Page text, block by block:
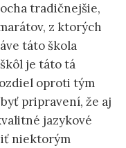
tradičnejšie,
z ktorých
táto škola
je táto tá
oproti tým
pripravení, že aj
jazykové
niektorým